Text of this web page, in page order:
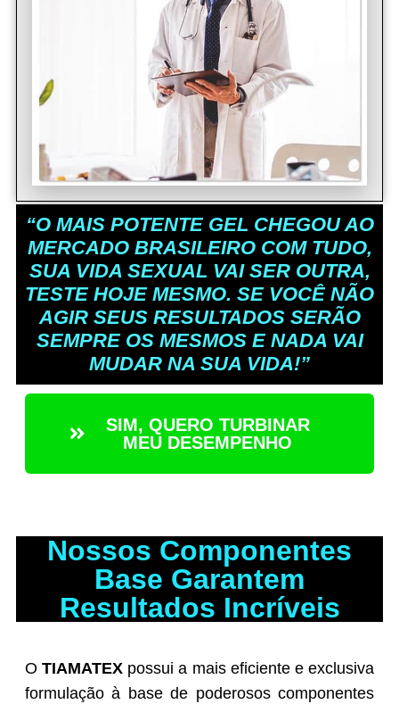
“O MAIS POTENTE GEL CHEGOU AO
MERCADO BRASILEIRO COM TUDO,
SUA VIDA SEXUAL VAI SER OUTRA,
TESTE HOJE MESMO. SE VOCÊ NÃO
AGIR SEUS RESULTADOS SERÃO
SEMPRE OS MESMOS E NADA VAI
MUDAR NA SUA VIDA!”
SIM, QUERO TURBINAR
MEU DESEMPENHO
Nossos Componentes
Base Garantem
Resultados Incríveis
OTIAMATEX possui a mais eficiente e exclusiva
formulação à base de poderosos componentes